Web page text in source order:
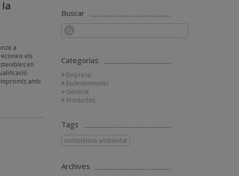
a
els
en
amb
Buscar
Categorias
Empresa
Esdeveniments
General
Productes
Tags
consciència ambiental
Archives